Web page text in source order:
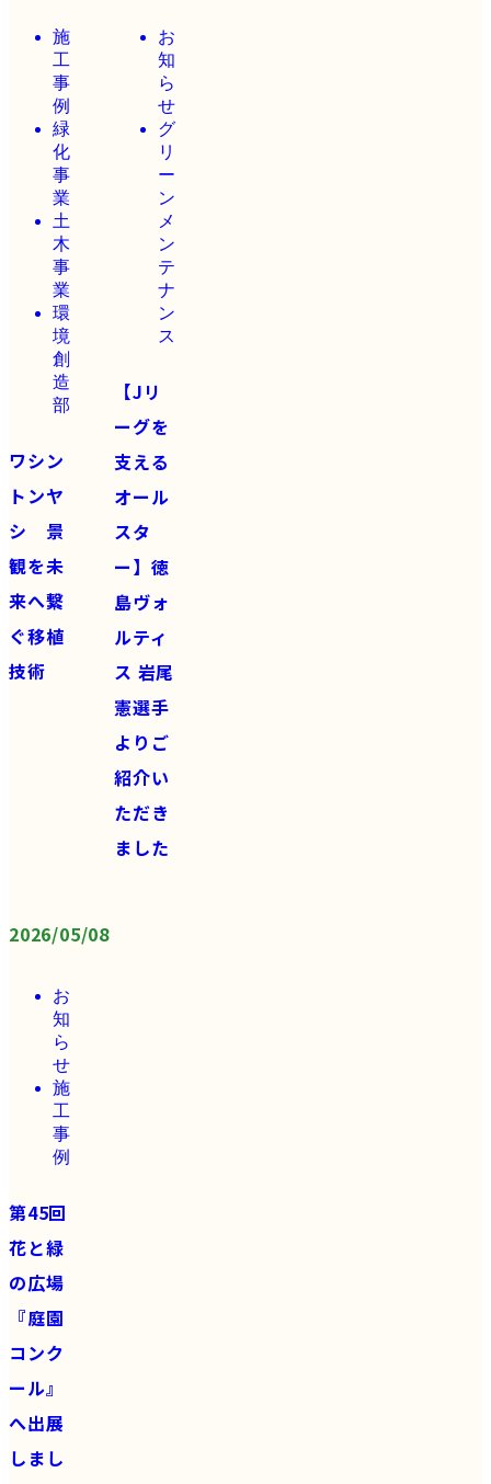
ワシン
トンヤ
シ 景
観を未
来へ繋
ぐ移植
技術
施
工
事
例
緑
化
事
業
土
木
事
業
環
境
創
造
部
【Jリ
ーグを
支える
オール
スタ
ー】徳
島ヴォ
ルティ
ス 岩尾
憲選手
よりご
紹介い
ただき
ました
お
知
ら
せ
グ
リ
ー
ン
メ
ン
テ
ナ
ン
ス
第45回
花と緑
の広場
『庭園
コンク
ール』
へ出展
しまし
お
知
ら
せ
施
工
事
例
2026/05/08